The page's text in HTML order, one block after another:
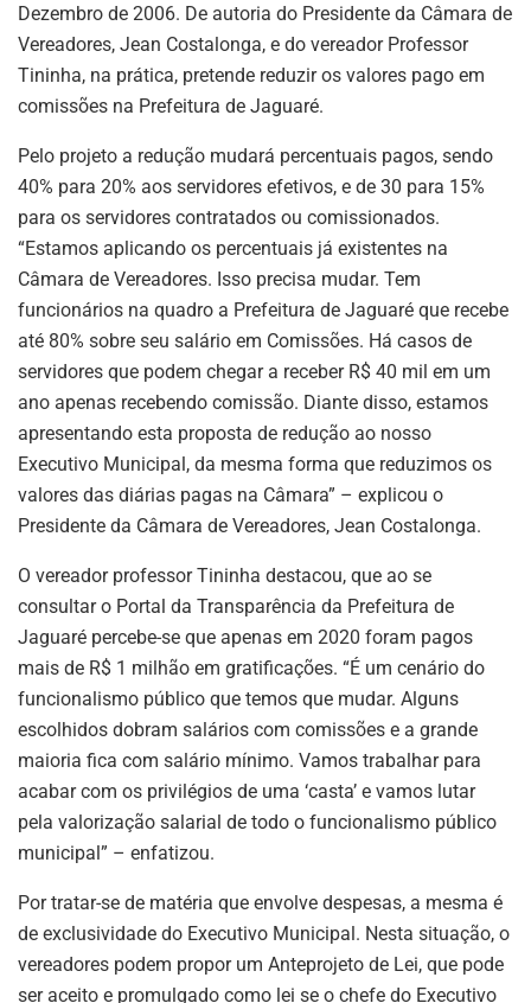
Dezembro de 2006. De autoria do Presidente da Câmara de
Vereadores, Jean Costalonga, e do vereador Professor
Tininha, na prática, pretende reduzir os valores pago em
comissões na Prefeitura de Jaguaré.
Pelo projeto a redução mudará percentuais pagos, sendo
40% para 20% aos servidores efetivos, e de 30 para 15%
para os servidores contratados ou comissionados.
“Estamos aplicando os percentuais já existentes na
Câmara de Vereadores. Isso precisa mudar. Tem
funcionários na quadro a Prefeitura de Jaguaré que recebe
até 80% sobre seu salário em Comissões. Há casos de
servidores que podem chegar a receber R$ 40 mil em um
ano apenas recebendo comissão. Diante disso, estamos
apresentando esta proposta de redução ao nosso
Executivo Municipal, da mesma forma que reduzimos os
valores das diárias pagas na Câmara” – explicou o
Presidente da Câmara de Vereadores, Jean Costalonga.
O vereador professor Tininha destacou, que ao se
consultar o Portal da Transparência da Prefeitura de
Jaguaré percebe-se que apenas em 2020 foram pagos
mais de R$ 1 milhão em gratificações. “É um cenário do
funcionalismo público que temos que mudar. Alguns
escolhidos dobram salários com comissões e a grande
maioria fica com salário mínimo. Vamos trabalhar para
acabar com os privilégios de uma ‘casta’ e vamos lutar
pela valorização salarial de todo o funcionalismo público
municipal” – enfatizou.
Por tratar-se de matéria que envolve despesas, a mesma é
de exclusividade do Executivo Municipal. Nesta situação, o
vereadores podem propor um Anteprojeto de Lei, que pode
ser aceito e promulgado como lei se o chefe do Executivo